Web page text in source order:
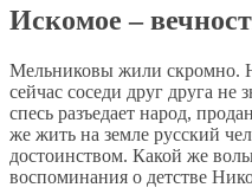
Искомое –
Мельниковы жили скромно.
сейчас соседи друг друга не
спесь разъедает народ,
же жить на земле русский
достоинством. Какой же
воспоминания о детстве